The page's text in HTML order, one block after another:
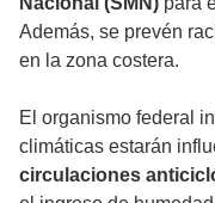
Además, se prevén
en la zona costera.
El organismo federal
climáticas estarán
circulaciones